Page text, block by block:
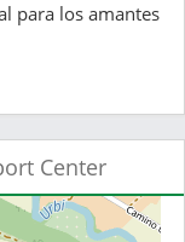
para los amantes
Center